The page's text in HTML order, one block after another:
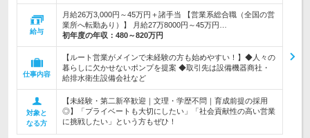
給与
月給26万3,000円～45万円＋諸手当 【営業系総合職（全国の営
業所へ転勤あり）】 月給27万8000円～45万円…
初年度の年収： 480～820万円
仕事内容
【ルート営業がメインで未経験の方も始めやすい！】◆人々の
暮らしに欠かせないポンプを提案 ◆取引先は設備機器商社・
給排水衛生設備会社など
対象と
なる方
【未経験・第二新卒歓迎｜文理・学歴不問｜育成前提の採用
◎】「プライベートも大切にしたい」「社会貢献性の高い営業
に挑戦したい」という方もぜひ！